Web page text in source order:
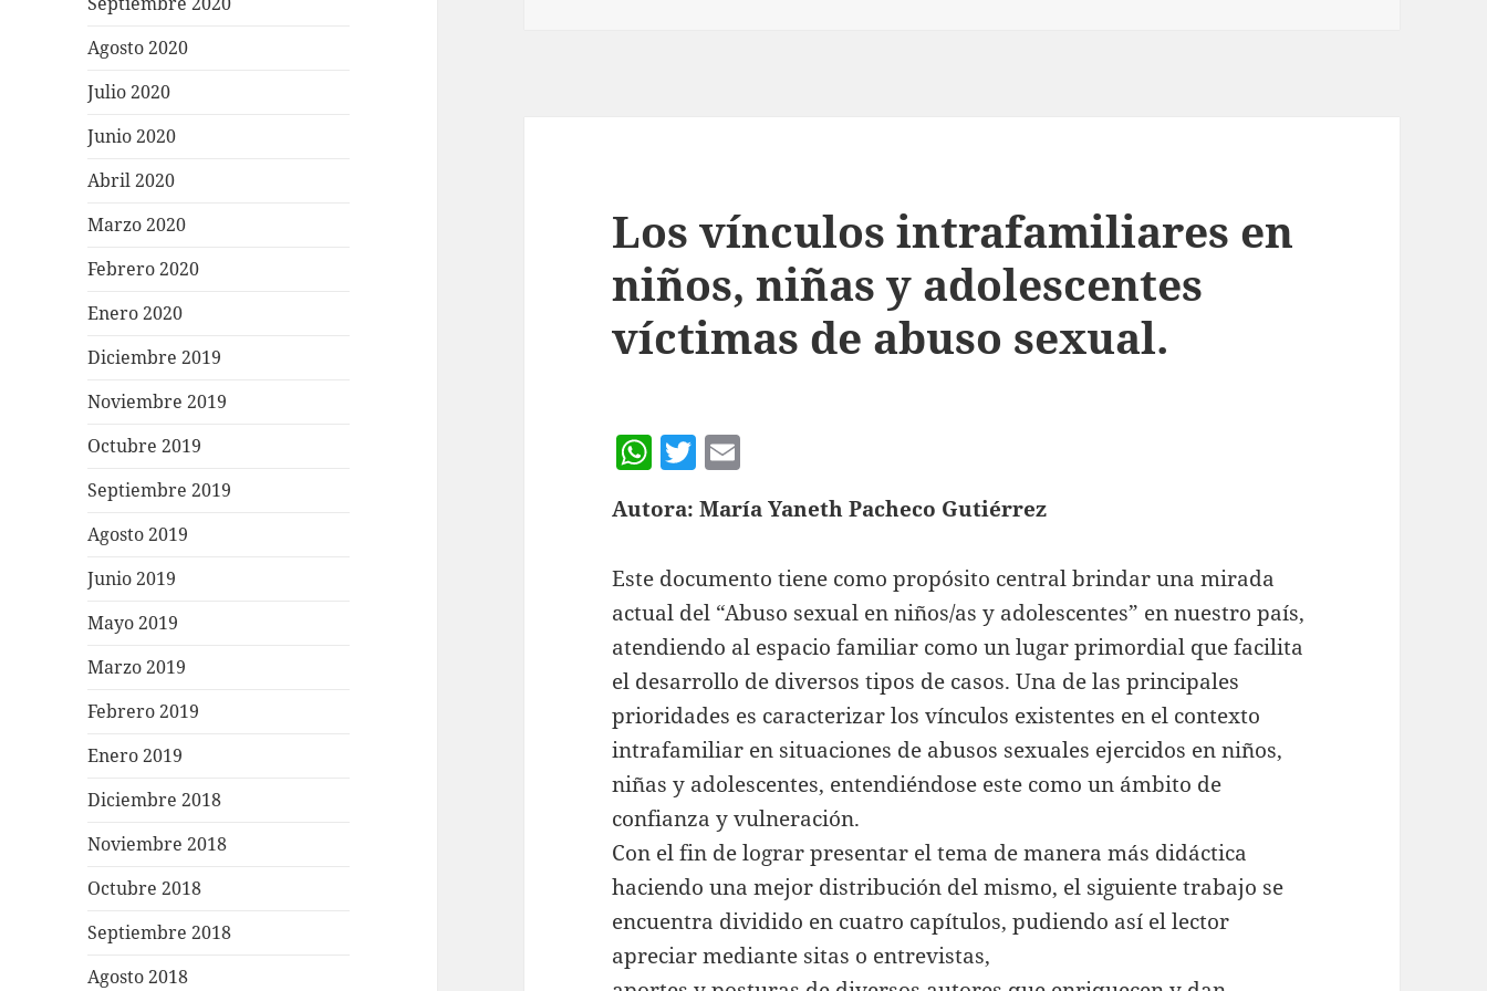
Agosto 2020
Julio 2020
Junio 2020
Abril 2020
Marzo 2020
Febrero 2020
Enero 2020
Diciembre 2019
Noviembre 2019
Octubre 2019
Septiembre 2019
Agosto 2019
Junio 2019
Mayo 2019
Marzo 2019
Febrero 2019
Enero 2019
Diciembre 2018
Noviembre 2018
Octubre 2018
Septiembre 2018
Agosto 2018
Los vínculos intrafamiliares en
niños, niñas y adolescentes
víctimas de abuso sexual.
W
at
s
A
p
p
T
ittai
Autora: María Yaneth Pacheco Gutiérrez
Este documento tiene como propósito central brindar una mirada
actual del “Abuso sexual en niños/as y adolescentes” en nuestro país,
atendiendo al espacio familiar como un lugar primordial que facilita
el desarrollo de diversos tipos de casos. Una de las principales
prioridades es caracterizar los vínculos existentes en el contexto
intrafamiliar en situaciones de abusos sexuales ejercidos en niños,
niñas y adolescentes, entendiéndose este como un ámbito de
confianza y vulneración.
Con el fin de lograr presentar el tema de manera más didáctica
haciendo una mejor distribución del mismo, el siguiente trabajo se
encuentra dividido en cuatro capítulos, pudiendo así el lector
apreciar mediante sitas o entrevistas,